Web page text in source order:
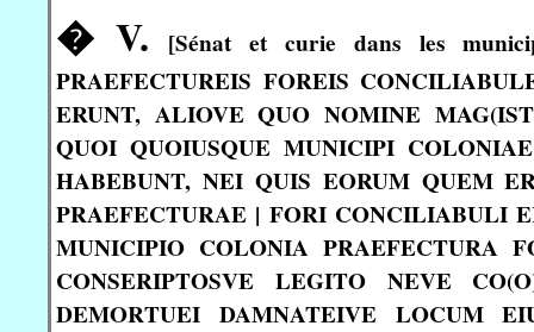
� V.
[Sénat et curie dans les
PRAEFECTUREIS FOREIS
ERUNT, ALIOVE QUO NOMINE
QUOI QUOIUSQUE MUNICIPI
HABEBUNT, NEI QUIS EORUM QUEM
PRAEFECTURAE | FORI CONCILIABULI
MUNICIPIO COLONIA PRAEFECTURA
CONSERIPTOSVE LEGITO NEVE
DEMORTUEI DAMNATEIVE LOCUM